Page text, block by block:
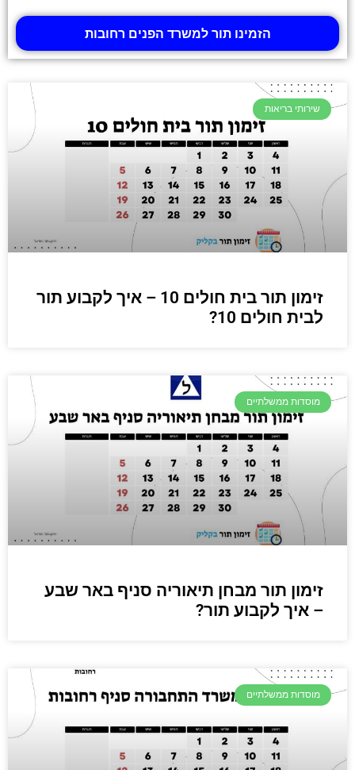
הזמינו תור למשרד הפנים רחובות
שירותי בריאות
זימון תור בית חולים 10 – איך לקבוע תור
לבית חולים 10?
מוסדות ממשלתיים
זימון תור מבחן תיאוריה סניף באר שבע
– איך לקבוע תור?
מוסדות ממשלתיים